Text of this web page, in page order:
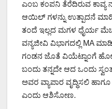
ಎಂಬ ಕಂಪನಿ ತೆರೆದಿರುವ ಕಾವ್ಯ
ಆಯಿಲ್ ಗಳನ್ನು ಉತ್ಪಾದನೆ ಮಾಡಿ
ತಂದೆ ಇಲ್ಲದ ಮಗಳ ಧೈರ್ಯ
ವನ್ಯಜೀವಿ ವಿಭಾಗದಲ್ಲಿ MA
ಗಂಡನ ಜೊತೆ ವಿಯೆಟ್ನಾಂಗೆ
ಬಂದು ತನ್ನದೇ ಆದ ಒಂದು
ಅವರ ವ್ಯಾಪಾರ ವೃದ್ಧಿಸಲಿ
ಎಂದು ಆಶಿಸೋಣ.